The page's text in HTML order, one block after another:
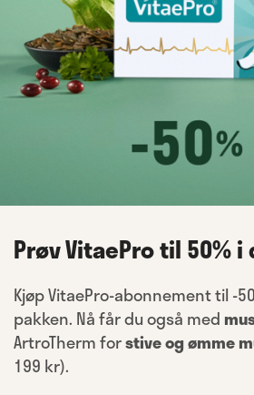
Prøv VitaePro til 50% i
Kjøp VitaePro-abonnement til -
pakken. Nå får du også med
ArtroTherm forstive og ømme
199 kr).